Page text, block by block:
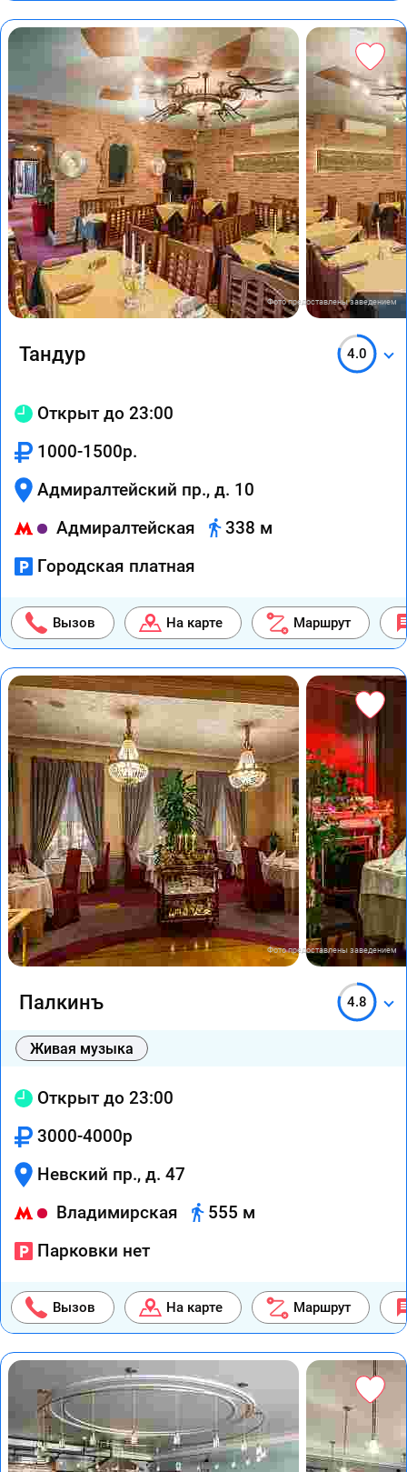
Фото предоставлены заведением
Тандур 4.0
Открыт до 23:00
1000-1500р.
Адмиралтейский пр., д. 10
Адмиралтейская
338 м
Городская платная
Вызов На карте Маршрут
Фото предоставлены заведением
Палкинъ 4.8
Живая музыка
Открыт до 23:00
3000-4000р
Невский пр., д. 47
Владимирская
555 м
Парковки нет
Вызов На карте Маршрут